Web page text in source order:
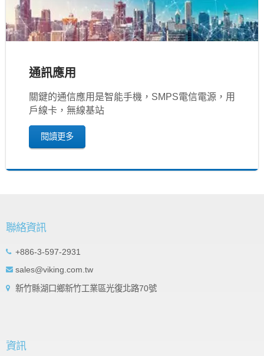
通訊應用
關鍵的通信應用是智能手機，SMPS電信電源，用
戶線卡，無線基站
閱讀更多
聯絡資訊
+886-3-597-2931
sales@viking.com.tw
新竹縣湖口鄉新竹工業區光復北路70號
資訊